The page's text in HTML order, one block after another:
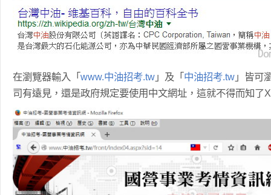
在瀏覽器輸入「www.中油招考.tw 」及「中油招考.tw 」皆可
司有遠見，還是政府規定要使用中文網址，這就不得而知了